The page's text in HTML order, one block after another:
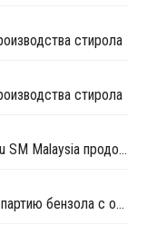
стирола
стирола
Производство стирола компании Idemitsu SM Malaysia продолжает работать в нормально режиме
Lotte Chemical Titan объявила тендер на партию бензола с отгрузкой во второй половине мая